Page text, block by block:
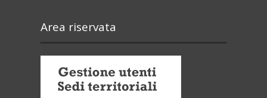
Area riservata